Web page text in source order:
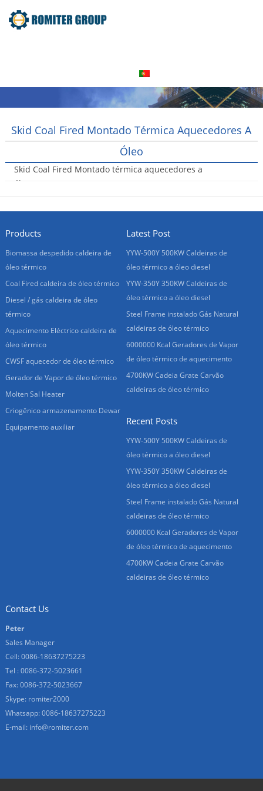
Skid Coal Fired Montado Térmica Aquecedores A
Óleo
Skid Coal Fired Montado térmica aquecedores a
óleo
Products
Biomassa despedido caldeira de
óleo térmico
Coal Fired caldeira de óleo térmico
Diesel / gás caldeira de óleo
térmico
Aquecimento Eléctrico caldeira de
óleo térmico
CWSF aquecedor de óleo térmico
Gerador de Vapor de óleo térmico
Molten Sal Heater
Criogênico armazenamento Dewar
Equipamento auxiliar
Latest Post
YYW-500Y 500KW Caldeiras de
óleo térmico a óleo diesel
YYW-350Y 350KW Caldeiras de
óleo térmico a óleo diesel
Steel Frame instalado Gás Natural
caldeiras de óleo térmico
6000000 Kcal Geradores de Vapor
de óleo térmico de aquecimento
4700KW Cadeia Grate Carvão
caldeiras de óleo térmico
Recent Posts
YYW-500Y 500KW Caldeiras de
óleo térmico a óleo diesel
YYW-350Y 350KW Caldeiras de
óleo térmico a óleo diesel
Steel Frame instalado Gás Natural
caldeiras de óleo térmico
6000000 Kcal Geradores de Vapor
de óleo térmico de aquecimento
4700KW Cadeia Grate Carvão
caldeiras de óleo térmico
Contact Us
Peter
Sales Manager
Cell: 0086-18637275223
Tel : 0086-372-5023661
Fax: 0086-372-5023667
Skype: romiter2000
Whatsapp:0086-18637275223
E-mail: info@romiter.com